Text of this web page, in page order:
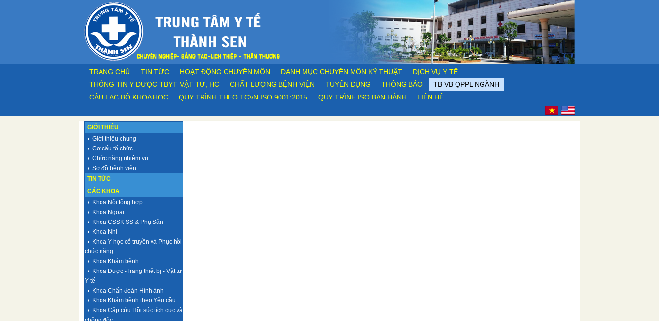
TRANG CHỦ TIN TỨC HOẠT ĐỘNG CHUYÊN MÔN DANH MỤC CHUYÊN MÔN KỸ THUẬT
DỊCH VỤ Y TẾ
THÔNG TIN Y DƯỢC TBYT, VẬT TƯ, HC
CHẤT LƯỢNG BỆNH VIỆN TUYỂN DỤNG THÔNG BÁO
TB VB QPPL NGÀNH
CÂU LẠC BỘ KHOA HỌC
QUY TRÌNH THEO TCVN ISO 9001:2015 QUY TRÌNH ISO BAN HÀNH LIÊN HỆ
GIỚI THIỆU
Giới thiệu chung
Cơ cấu tổ chức
Chức năng nhiệm vụ
Sơ đồ bệnh viện
TIN TỨC
CÁC KHOA
Khoa Nội tổng hợp
Khoa Ngoại
Khoa CSSK SS & Phụ Sản
Khoa Nhi
Khoa Y học cổ truyền và Phục hồi
chức năng
Khoa Khám bệnh
Khoa Dược -Trang thiết bị - Vật tư
Y tế
Khoa Chẩn đoán Hình ảnh
Khoa Khám bệnh theo Yêu cầu
Khoa Cấp cứu Hồi sức tích cực và